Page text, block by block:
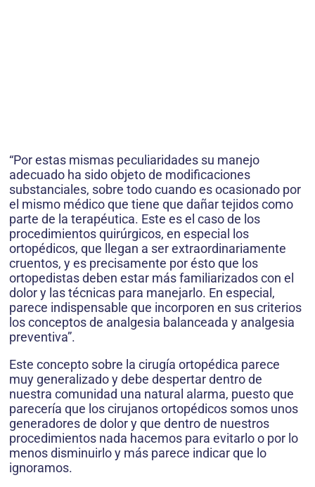
“Por estas mismas peculiaridades su manejo
adecuado ha sido objeto de modificaciones
substanciales, sobre todo cuando es ocasionado por
el mismo médico que tiene que dañar tejidos como
parte de la terapéutica. Este es el caso de los
procedimientos quirúrgicos, en especial los
ortopédicos, que llegan a ser extraordinariamente
cruentos, y es precisamente por ésto que los
ortopedistas deben estar más familiarizados con el
dolor y las técnicas para manejarlo. En especial,
parece indispensable que incorporen en sus criterios
los conceptos de analgesia balanceada y analgesia
preventiva”.
Este concepto sobre la cirugía ortopédica parece
muy generalizado y debe despertar dentro de
nuestra comunidad una natural alarma, puesto que
parecería que los cirujanos ortopédicos somos unos
generadores de dolor y que dentro de nuestros
procedimientos nada hacemos para evitarlo o por lo
menos disminuirlo y más parece indicar que lo
ignoramos.